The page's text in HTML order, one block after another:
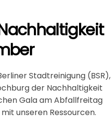
Stadtreinigung (BSR),
der Nachhaltigkeit
Gala am Abfallfreitag
unseren Ressourcen.